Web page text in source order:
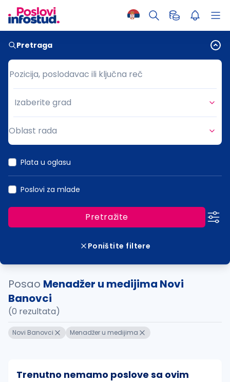
Pretraga
Pozicija, poslodavac ili ključna reč
Pozicija, poslodavac ili ključna reč
Grad
Izaberite grad
Oblast rada
Plata u oglasu
Poslovi za mlade
Pretražite
Poništite filtere
Posao Menadžer u medijima Novi
Banovci
(0 rezultata)
Novi Banovci Menadžer u medijima
Trenutno nemamo poslove sa ovim